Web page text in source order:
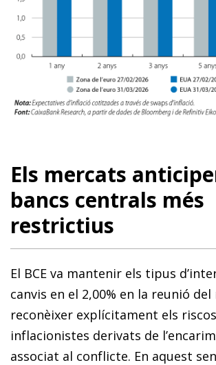
Els mercats
bancs centrals més
restrictius
El BCE va mantenir els tipus
canvis en el 2,00% en la reunió
reconèixer explícitament els riscos
inflacionistes derivats de
associat al conflicte. En aquest